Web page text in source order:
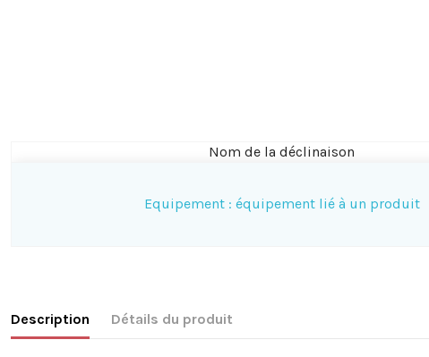
Nom de la déclinaison
Equipement : équipement lié à un produit
Description Détails du produit